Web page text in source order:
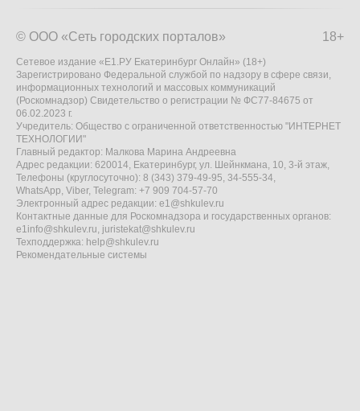
18+
© ООО «Сеть городских порталов»
Сетевое издание «Е1.РУ Екатеринбург Онлайн» (18+)
Зарегистрировано Федеральной службой по надзору в сфере связи,
информационных технологий и массовых коммуникаций
(Роскомнадзор) Свидетельство о регистрации № ФС77-84675 от
06.02.2023 г.
Учредитель: Общество с ограниченной ответственностью "ИНТЕРНЕТ
ТЕХНОЛОГИИ"
Главный редактор: Малкова Марина Андреевна
Адрес редакции: 620014, Екатеринбург, ул. Шейнкмана, 10, 3-й этаж,
Телефоны (круглосуточно): 8 (343) 379-49-95, 34-555-34,
WhatsApp, Viber, Telegram: +7 909 704-57-70
Электронный адрес редакции: e1@shkulev.ru
Контактные данные для Роскомнадзора и государственных органов:
e1info@shkulev.ru juristekat@shkulev.ru
Техподдержка: help@shkulev.ru
Рекомендательные системы